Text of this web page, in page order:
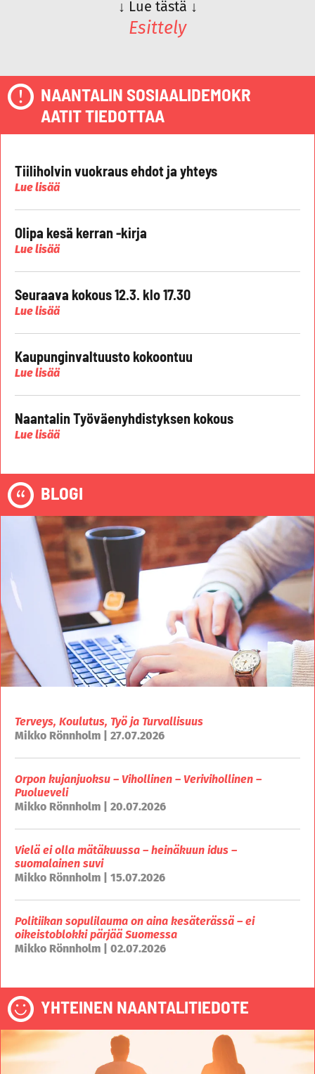
↓ Lue tästä ↓
Esittely
NAANTALIN SOSIAALIDEMOKR
AATIT TIEDOTTAA
Tiiliholvin vuokraus ehdot ja yhteys
Lue lisää
Olipa kesä kerran -kirja
Lue lisää
Seuraava kokous 12.3. klo 17.30
Lue lisää
Kaupunginvaltuusto kokoontuu
Lue lisää
Naantalin Työväenyhdistyksen kokous
Lue lisää
BLOGI
Terveys, Koulutus, Työ ja Turvallisuus
Mikko Rönnholm | 27.07.2026
Orpon kujanjuoksu – Vihollinen – Verivihollinen –
Puolueveli
Mikko Rönnholm | 20.07.2026
Vielä ei olla mätäkuussa – heinäkuun idus –
suomalainen suvi
Mikko Rönnholm | 15.07.2026
Politiikan sopulilauma on aina kesäterässä – ei
oikeistoblokki pärjää Suomessa
Mikko Rönnholm | 02.07.2026
YHTEINEN NAANTALITIEDOTE